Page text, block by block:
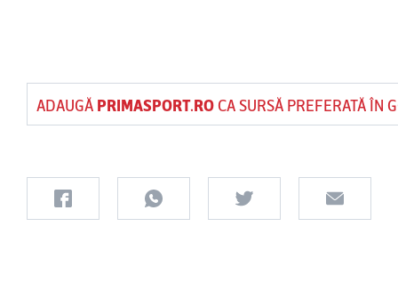
ADAUGĂ PRIMASPORT.ROCA SURSĂ PREFERATĂ ÎN